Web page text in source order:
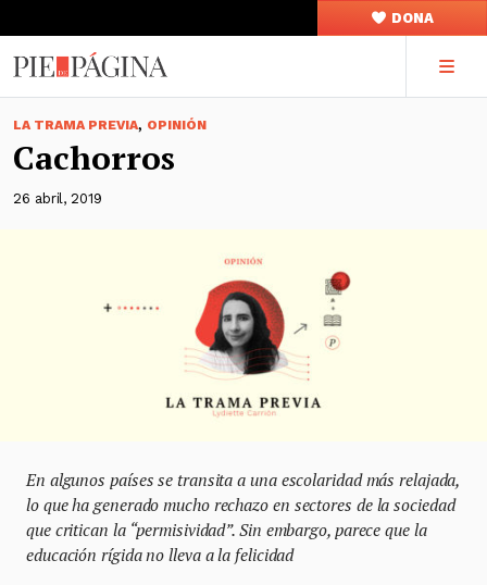
DONA
LA TRAMA PREVIA, OPINIÓN
Cachorros
26 abril, 2019
En algunos países se transita a una escolaridad más relajada,
lo que ha generado mucho rechazo en sectores de la sociedad
que critican la “permisividad”. Sin embargo, parece que la
educación rígida no lleva a la felicidad